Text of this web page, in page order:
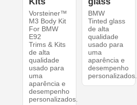
Vorsteiner™
M3 Body Kit
For BMW
E92
Trims & Kits
de alta
qualidade
usado para
uma
aparência e
desempenho
personalizados.
BMW
Tinted glass
de alta
qualidade
usado para
uma
aparência e
desempenho
personalizados.